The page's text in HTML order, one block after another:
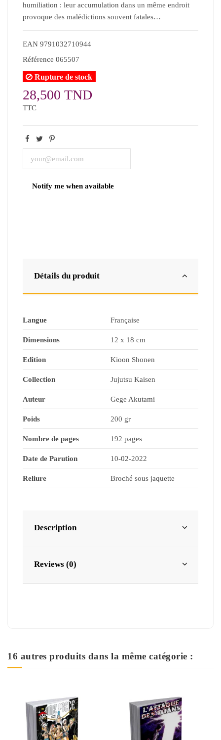
humiliation : leur accumulation dans un même endroit
provoque des malédictions souvent fatales…
EAN 9791032710944
Référence 065507
Rupture de stock
28,500 TND
TTC
Détails du produit
Langue Française
Dimensions 12 x 18 cm
Edition Kioon Shonen
Collection Jujutsu Kaisen
Auteur Gege Akutami
Poids 200 gr
Nombre de pages 192 pages
Date de Parution 10-02-2022
Reliure Broché sous jaquette
Description
Reviews (0)
16 autres produits dans la même catégorie :